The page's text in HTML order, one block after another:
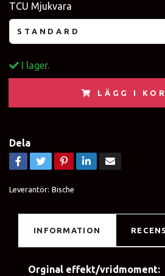
TCU Mjukvara
STANDARD
I lager.
LÄGG I
Dela
Leverantör: Bische
INFORMATION
Orginal effekt/vridmoment: